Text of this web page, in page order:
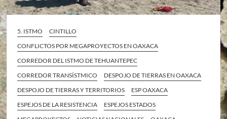
5. ISTMO
CINTILLO
CONFLICTOS POR MEGAPROYECTOS EN OAXACA
CORREDOR DEL ISTMO DE TEHUANTEPEC
CORREDOR TRANSÍSTMICO
DESPOJO DE TIERRAS EN OAXACA
DESPOJO DE TIERRAS Y TERRITORIOS
ESP OAXACA
ESPEJOS DE LA RESISTENCIA
ESPEJOS ESTADOS